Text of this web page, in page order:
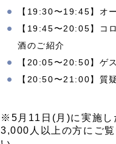
【19:30〜19:45】オ
【19:45〜20:05】コ
酒のご紹介
【20:05〜20:50】ゲ
【20:50〜21:00】質
※5月11日(月)に実施し
3,000人以上の方にご